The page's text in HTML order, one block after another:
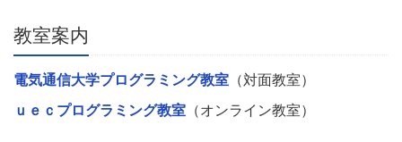
教室案内
電気通信大学プログラミング教室 （対面教室）
ｕｅｃプログラミング教室 （オンライン教室）